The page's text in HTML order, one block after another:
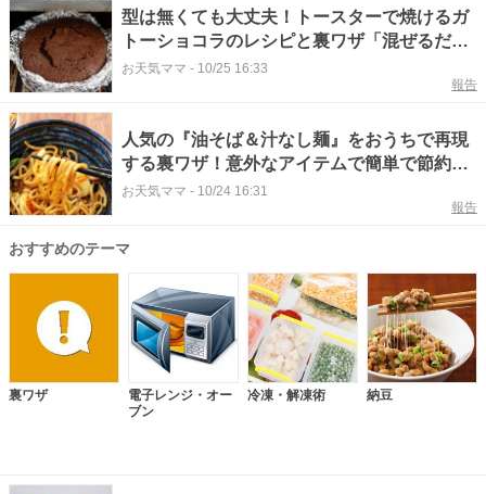
型は無くても大丈夫！トースターで焼けるガ
トーショコラのレシピと裏ワザ「混ぜるだけ
で専門店級」
お天気ママ - 10/25 16:33
報告
人気の『油そば＆汁なし麺』をおうちで再現
する裏ワザ！意外なアイテムで簡単で節約
「物価高にありがたい」
お天気ママ - 10/24 16:31
報告
おすすめのテーマ
裏ワザ
電子レンジ・オー
ブン
冷凍・解凍術 納豆